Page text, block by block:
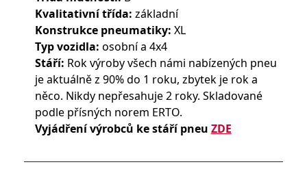
Kvalitativní třída: základní
Konstrukce pneumatiky: XL
Typ vozidla: osobní a 4x4
Stáří: Rok výroby všech námi nabízených pneu
je aktuálně z 90% do 1 roku, zbytek je rok a
něco. Nikdy nepřesahuje 2 roky. Skladované
podle přísných norem ERTO.
Vyjádření výrobců ke stáří pneu ZDE